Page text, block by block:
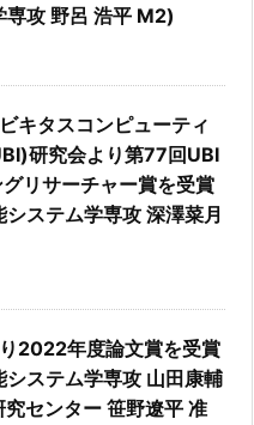
専攻 野呂 浩平 M2)
キタスコンピューティ
研究会より第77回UBI
リサーチャー賞を受賞
ステム学専攻 深澤菜月
2022年度論文賞を受賞
システム学専攻 山田康輔
センター 笹野遼平 准